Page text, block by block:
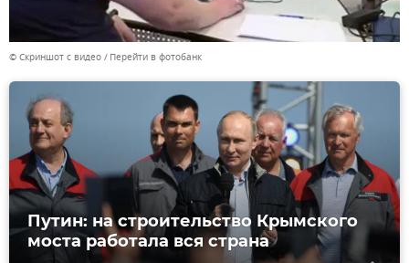
© Скриншот с видео Перейти в фотобанк
Путин: на строительство Крымского
моста работала вся страна